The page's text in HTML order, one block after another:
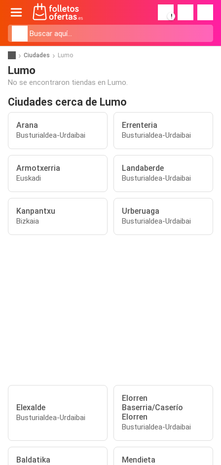
!
Ciudades Lumo
Lumo
No se encontraron tiendas en Lumo.
Ciudades cerca de Lumo
Arana
Busturialdea-Urdaibai
Errenteria
Busturialdea-Urdaibai
Armotxerria
Euskadi
Landaberde
Busturialdea-Urdaibai
Kanpantxu
Bizkaia
Urberuaga
Busturialdea-Urdaibai
Elexalde
Busturialdea-Urdaibai
Elorren
Baserria/Caserío
Elorren
Busturialdea-Urdaibai
Baldatika Mendieta